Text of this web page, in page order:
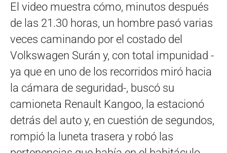
El video muestra cómo, minutos después
de las 21.30 horas, un hombre pasó varias
veces caminando por el costado del
Volkswagen Surán y, con total impunidad -
ya que en uno de los recorridos miró hacia
la cámara de seguridad-, buscó su
camioneta Renault Kangoo, la estacionó
detrás del auto y, en cuestión de segundos,
rompió la luneta trasera y robó las